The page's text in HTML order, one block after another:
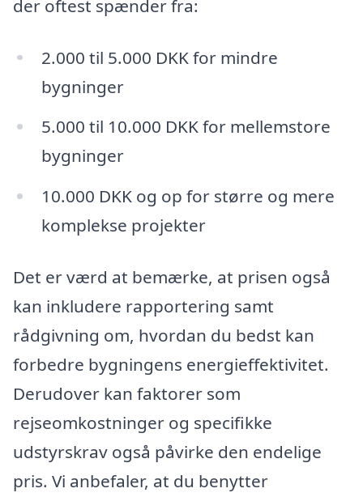
der oftest spænder fra:
2.000 til 5.000 DKK for mindre
bygninger
5.000 til 10.000 DKK for mellemstore
bygninger
10.000 DKK og op for større og mere
komplekse projekter
Det er værd at bemærke, at prisen også
kan inkludere rapportering samt
rådgivning om, hvordan du bedst kan
forbedre bygningens energieffektivitet.
Derudover kan faktorer som
rejseomkostninger og specifikke
udstyrskrav også påvirke den endelige
pris. Vi anbefaler, at du benytter